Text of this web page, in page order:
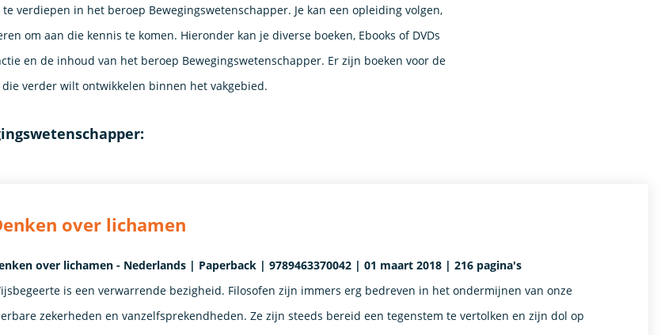
verdiepen in het beroep Bewegingswetenschapper. Je kan een opleiding volgen,
om aan die kennis te komen. Hieronder kan je diverse boeken, Ebooks of DVDs
en de inhoud van het beroep Bewegingswetenschapper. Er zijn boeken voor de
verder wilt ontwikkelen binnen het vakgebied.
over lichamen
over lichamen - Nederlands | Paperback | 9789463370042 | 01 maart 2018 | 216 pagina's
is een verwarrende bezigheid. Filosofen zijn immers erg bedreven in het ondermijnen van onze
zekerheden en vanzelfsprekendheden. Ze zijn steeds bereid een tegenstem te vertolken en zijn dol op